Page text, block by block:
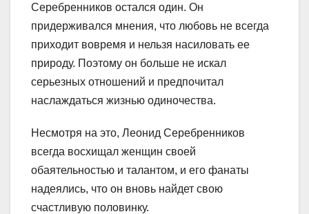
Серебренников остался один. Он
придерживался мнения, что любовь не всегда
приходит вовремя и нельзя насиловать ее
природу. Поэтому он больше не искал
серьезных отношений и предпочитал
наслаждаться жизнью одиночества.
Несмотря на это, Леонид Серебренников
всегда восхищал женщин своей
обаятельностью и талантом, и его фанаты
надеялись, что он вновь найдет свою
счастливую половинку.